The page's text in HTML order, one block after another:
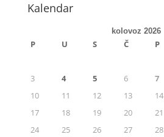
Kalendar
kolovoz 2026
P U S Č P
3
4 5 6 7
10
11 12 13 14
17
18 19 20 21
24
25 26 27 28